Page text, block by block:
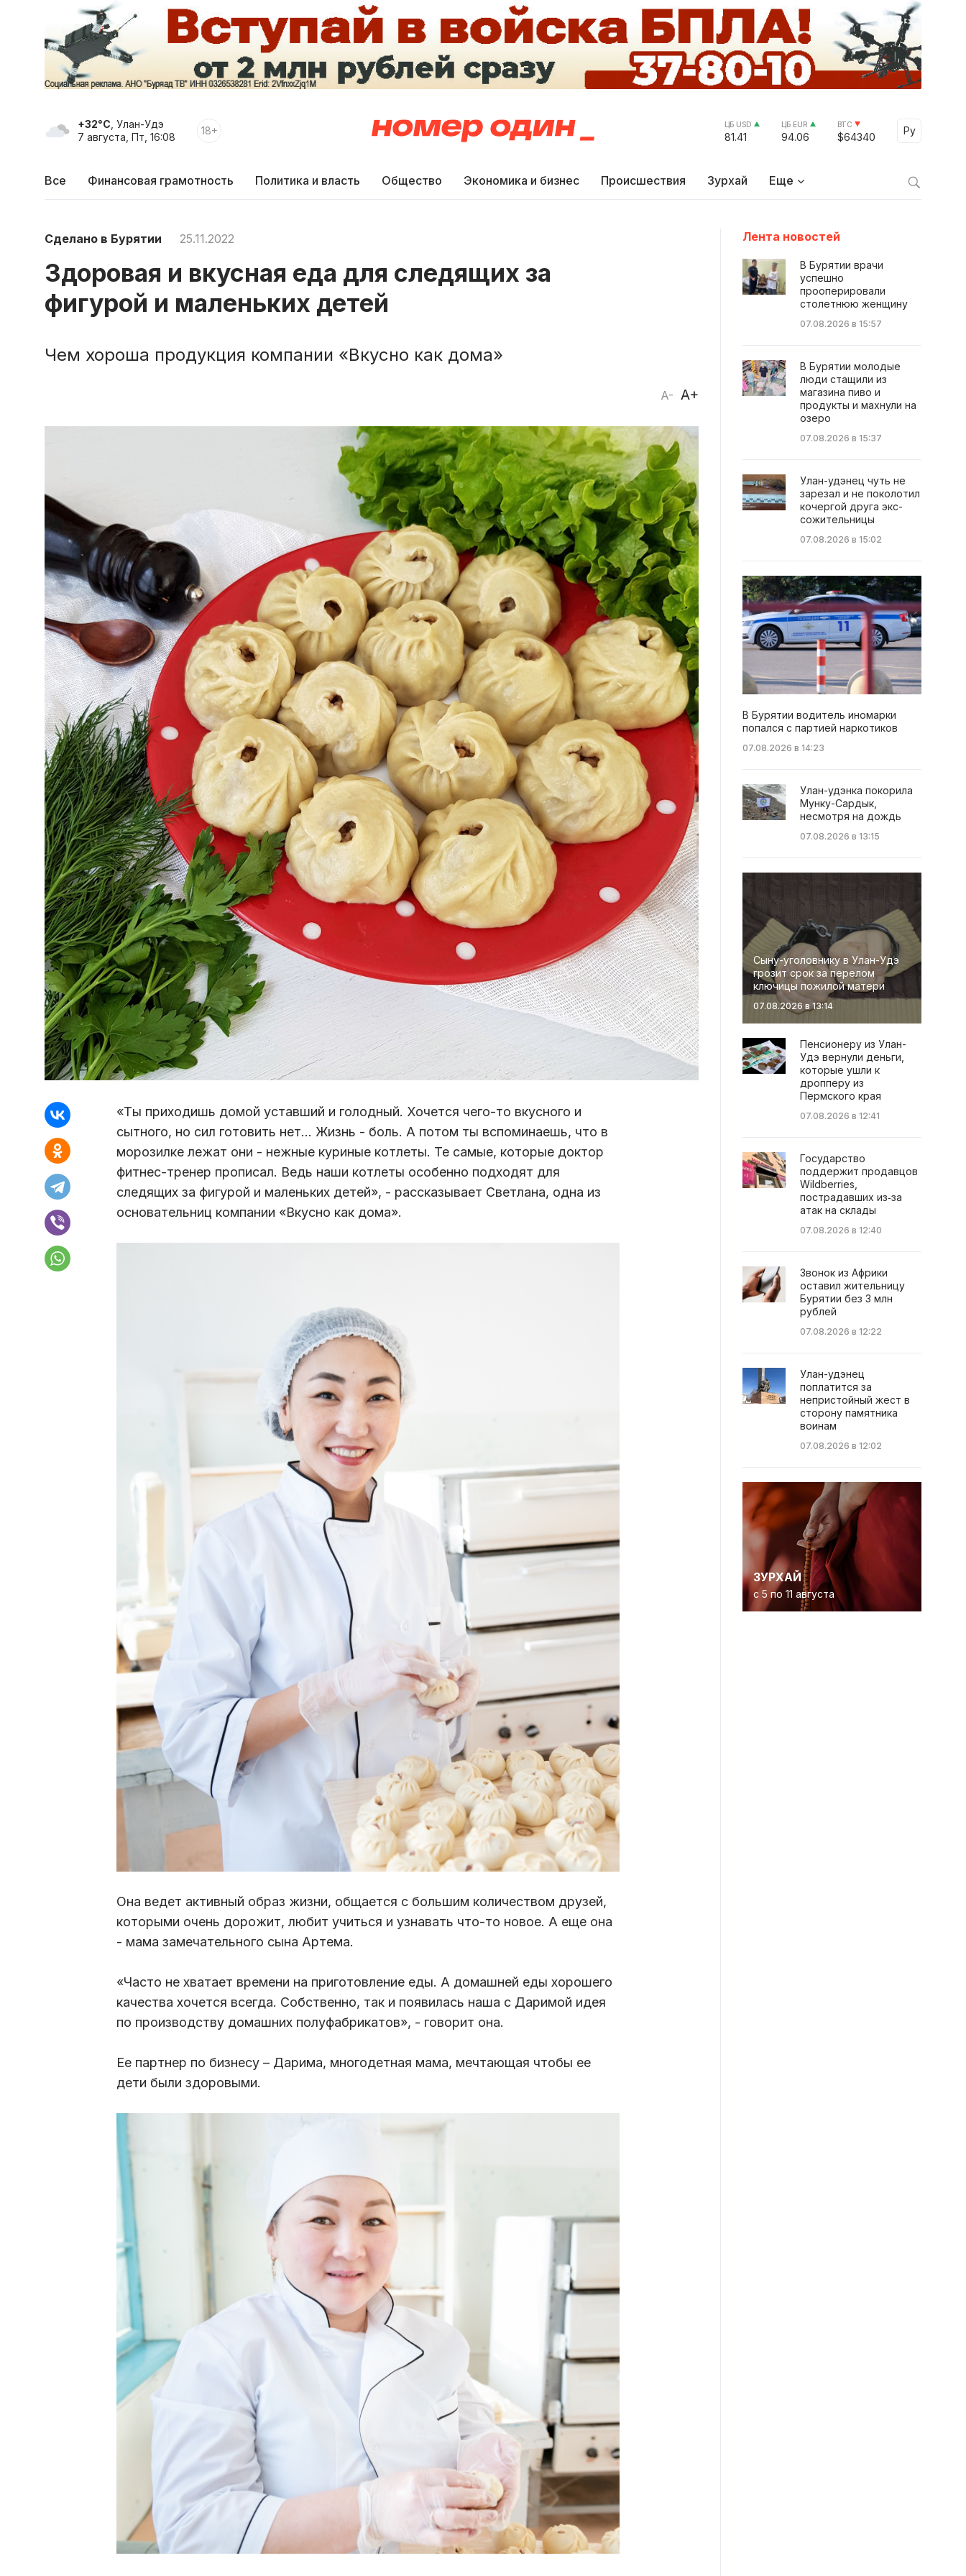
+32°C , Улан-Удэ
7 августа, Пт, 16:08
18+ ЦБ USD
81.41
ЦБ EUR
94.06
BTC
$64340
Ру
Select
Все Финансовая грамотность Политика и власть Общество Экономика и бизнес Происшествия Зурхай Еще
Сделано в Бурятии 25.11.2022
Здоровая и вкусная еда для следящих за
фигурой и маленьких детей
Чем хороша продукция компании «Вкусно как дома»
A- A+
«Ты приходишь домой уставший и голодный. Хочется чего-то вкусного и
сытного, но сил готовить нет... Жизнь - боль. А потом ты вспоминаешь, что в
морозилке лежат они - нежные куриные котлеты. Те самые, которые доктор
фитнес-тренер прописал. Ведь наши котлеты особенно подходят для
следящих за фигурой и маленьких детей», - рассказывает Светлана, одна из
основательниц компании «Вкусно как дома».
Она ведет активный образ жизни, общается с большим количеством друзей,
которыми очень дорожит, любит учиться и узнавать что-то новое. А еще она
- мама замечательного сына Артема.
«Часто не хватает времени на приготовление еды. А домашней еды хорошего
качества хочется всегда. Собственно, так и появилась наша с Даримой идея
по производству домашних полуфабрикатов», - говорит она.
Ее партнер по бизнесу – Дарима, многодетная мама, мечтающая чтобы ее
дети были здоровыми.
Лента новостей
В Бурятии врачи
успешно
прооперировали
столетнюю женщину
07.08.2026 в 15:57
В Бурятии молодые
люди стащили из
магазина пиво и
продукты и махнули на
озеро
07.08.2026 в 15:37
Улан-удэнец чуть не
зарезал и не поколотил
кочергой друга экс-
сожительницы
07.08.2026 в 15:02
В Бурятии водитель иномарки
попался с партией наркотиков
07.08.2026 в 14:23
Улан-удэнка покорила
Мунку-Сардык,
несмотря на дождь
07.08.2026 в 13:15
Сыну-уголовнику в Улан-Удэ
грозит срок за перелом
ключицы пожилой матери
07.08.2026 в 13:14
Пенсионеру из Улан-
Удэ вернули деньги,
которые ушли к
дропперу из
Пермского края
07.08.2026 в 12:41
Государство
поддержит продавцов
Wildberries,
пострадавших из‑за
атак на склады
07.08.2026 в 12:40
Звонок из Африки
оставил жительницу
Бурятии без 3 млн
рублей
07.08.2026 в 12:22
Улан-удэнец
поплатится за
непристойный жест в
сторону памятника
воинам
07.08.2026 в 12:02
ЗУРХАЙ
с 5 по 11 августа